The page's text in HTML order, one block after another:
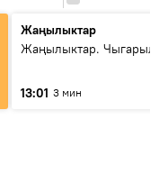
Жаңылыктар
Жаңылыктар.
13:01 3 мин